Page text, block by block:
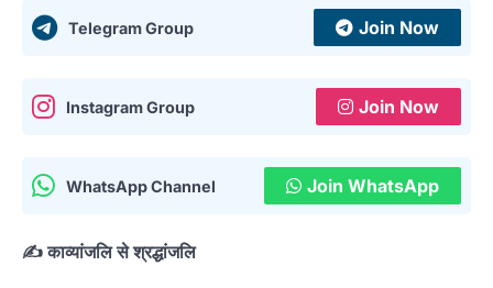
Telegram Group Join Now
Instagram Group Join Now
WhatsApp Channel Join WhatsApp
✍️ काव्यांजलि से श्रद्धांजलि